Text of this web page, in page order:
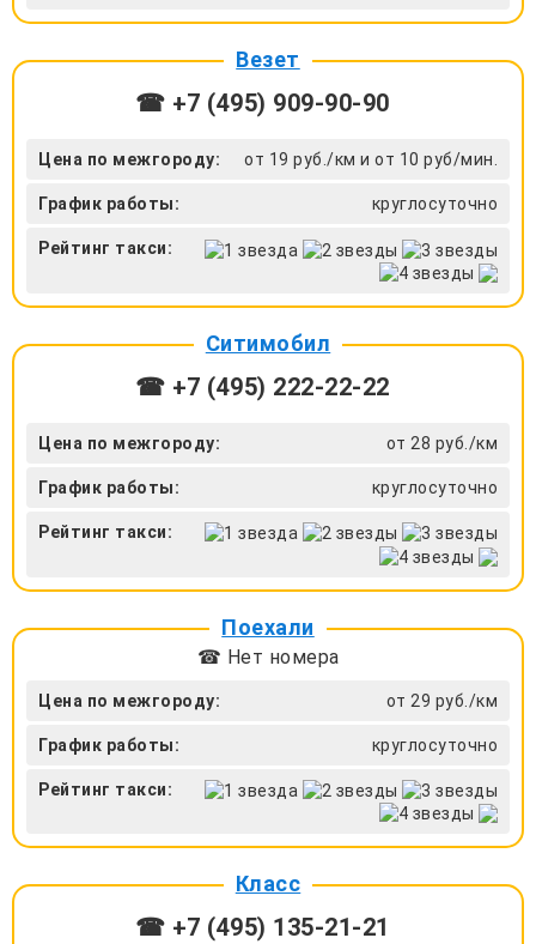
Везет
☎ +7 (495) 909-90-90
Цена по межгороду: от 19 руб./км и от 10 руб/мин.
График работы: круглосуточно
Рейтинг такси:
Ситимобил
☎ +7 (495) 222-22-22
Цена по межгороду: от 28 руб./км
График работы: круглосуточно
Рейтинг такси:
Поехали
☎ Нет номера
Цена по межгороду: от 29 руб./км
График работы: круглосуточно
Рейтинг такси:
Класс
☎ +7 (495) 135-21-21